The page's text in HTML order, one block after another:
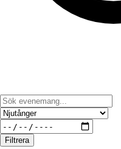
Filtrera